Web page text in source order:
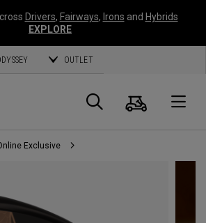
Drivers, Fairways, Irons and Hybrids
EXPLORE
OUTLET
Suche
Exclusive